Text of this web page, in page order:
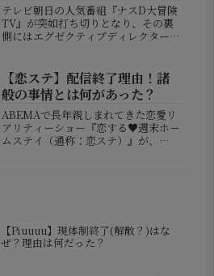
テレビ朝日の人気番組『ナスD大冒険
TV』が突如打ち切りとなり、その裏
側にはエグゼクティブディレクターの
社員が経費不正使用＆パワハラで処分
テレビ朝日は3月19日、社内のエグ
ゼ...
【恋ステ】配信終了理由！諸
般の事情とは何があった？
ABEMAで長年親しまれてきた恋愛リ
アリティーショー『恋する♥週末ホー
ムステイ（通称：恋ステ）』が、
【Piuuuu】現体制終了(解散？)はな
ぜ？理由は何だった？